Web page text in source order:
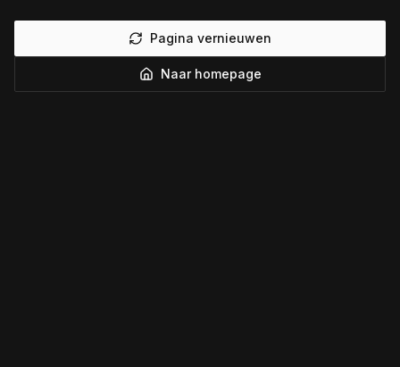
Pagina vernieuwen
Naar homepage